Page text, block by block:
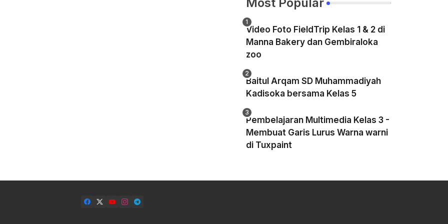
Video Foto FieldTrip Kelas 1 & 2 di
Manna Bakery dan Gembiraloka
zoo
Baitul Arqam SD Muhammadiyah
Kadisoka bersama Kelas 5
Pembelajaran Multimedia Kelas 3 -
Membuat Garis Lurus Warna warni
di Tuxpaint